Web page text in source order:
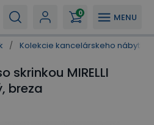
MENU
0
/ Kolekcie kancelárskeho nábytku
skrinkou MIRELLI
breza